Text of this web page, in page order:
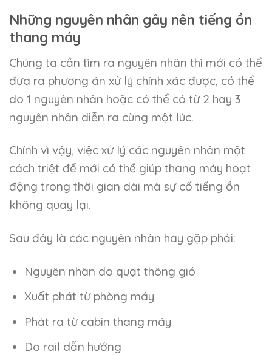
Những nguyên nhân gây nên tiếng ồn
thang máy
Chúng ta cần tìm ra nguyên nhân thì mới có thể
đưa ra phương án xử lý chính xác được, có thể
do 1 nguyên nhân hoặc có thể có từ 2 hay 3
nguyên nhân diễn ra cùng một lúc.
Chính vì vậy, việc xử lý các nguyên nhân một
cách triệt để mới có thể giúp thang máy hoạt
động trong thời gian dài mà sự cố tiếng ồn
không quay lại.
Sau đây là các nguyên nhân hay gặp phải:
Nguyên nhân do quạt thông gió
Xuất phát từ phòng máy
Phát ra từ cabin thang máy
Do rail dẫn hướng